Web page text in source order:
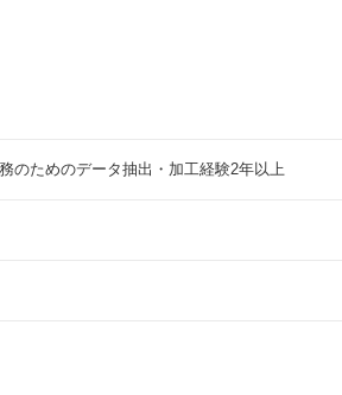
のためのデータ抽出・加工経験2年以上